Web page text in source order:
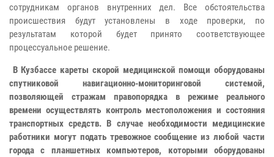
сотрудникам органов внутренних дел. Все обстоятельства
происшествия будут установлены в ходе проверки, по
результатам которой будет принято соответствующее
процессуальное решение.
В Кузбассе кареты скорой медицинской помощи оборудованы
спутниковой навигационно-мониторинговой системой,
позволяющей стражам правопорядка в режиме реального
времени осуществлять контроль местоположения и состояния
транспортных средств. В случае необходимости медицинские
работники могут подать тревожное сообщение из любой части
города с планшетных компьютеров, которыми оборудованы